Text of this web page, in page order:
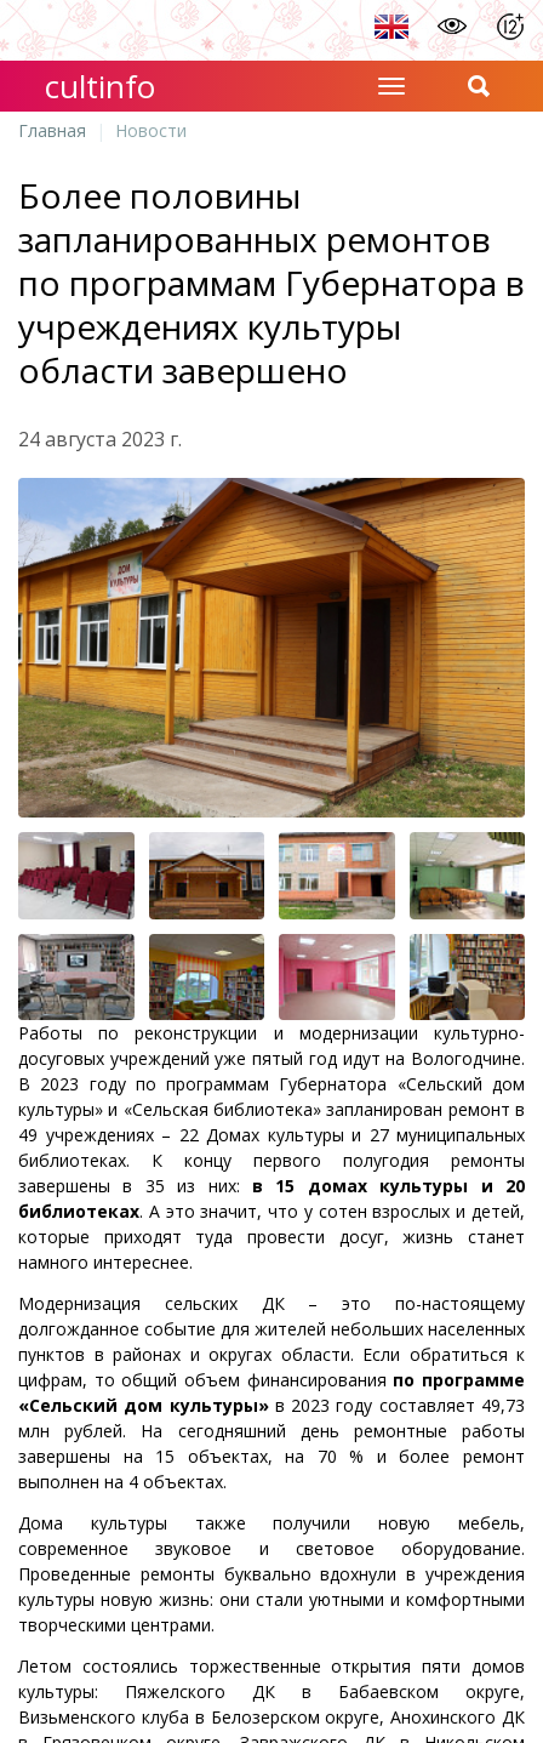
cultinfo
Главная Новости
Более половины
запланированных ремонтов
по программам Губернатора в
учреждениях культуры
области завершено
24 августа 2023 г.
Работы по реконструкции и модернизации культурно-
досуговых учреждений уже пятый год идут на Вологодчине.
В 2023 году по программам Губернатора «Сельский дом
культуры» и «Сельская библиотека» запланирован ремонт в
49 учреждениях – 22 Домах культуры и 27 муниципальных
библиотеках. К концу первого полугодия ремонты
завершены в 35 из них: в 15 домах культуры и 20
библиотеках. А это значит, что у сотен взрослых и детей,
которые приходят туда провести досуг, жизнь станет
намного интереснее.
Модернизация сельских ДК – это по-настоящему
долгожданное событие для жителей небольших населенных
пунктов в районах и округах области. Если обратиться к
цифрам, то общий объем финансирования по программе
«Сельский дом культуры»в 2023 году составляет 49,73
млн рублей. На сегодняшний день ремонтные работы
завершены на 15 объектах, на 70 % и более ремонт
выполнен на 4 объектах.
Дома культуры также получили новую мебель,
современное звуковое и световое оборудование.
Проведенные ремонты буквально вдохнули в учреждения
культуры новую жизнь: они стали уютными и комфортными
творческими центрами.
Летом состоялись торжественные открытия пяти домов
культуры: Пяжелского ДК в Бабаевском округе,
Визьменского клуба в Белозерском округе, Анохинского ДК